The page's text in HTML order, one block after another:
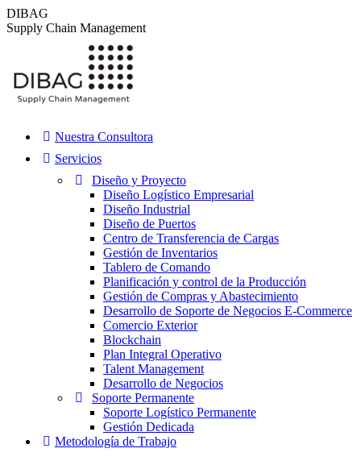
Saltar
al
DIBAG
Supply Chain Management
Nuestra Consultora
Servicios
Diseño y Proyecto
Diseño Logístico Empresarial
Diseño Industrial
Diseño de Puertos
Centro de Transferencia de Cargas
Gestión de Inventarios
Tablero de Comando
Planificación y control de la Producción
Gestión de Compras y Abastecimiento
Desarrollo de Soporte de Negocios E-Commerce
Comercio Exterior
Blockchain
Plan Integral Operativo
Talent Management
Desarrollo de Negocios
Soporte Permanente
Soporte Logístico Permanente
Gestión Dedicada
Metodología de Trabajo